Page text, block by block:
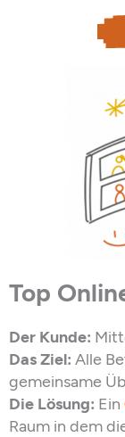
Top
Der Kunde:
Das Ziel: Alle
gemeinsame
Die Lösung: Ein
Raum in dem